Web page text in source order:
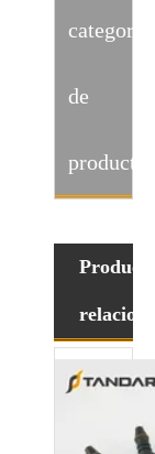
categoria
de
producto